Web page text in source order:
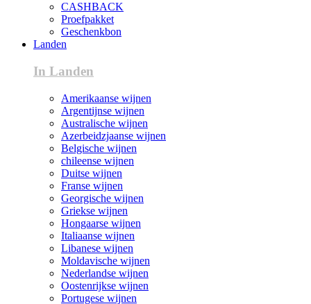
CASHBACK
Proefpakket
Geschenkbon
Landen
In Landen
Amerikaanse wijnen
Argentijnse wijnen
Australische wijnen
Azerbeidzjaanse wijnen
Belgische wijnen
chileense wijnen
Duitse wijnen
Franse wijnen
Georgische wijnen
Griekse wijnen
Hongaarse wijnen
Italiaanse wijnen
Libanese wijnen
Moldavische wijnen
Nederlandse wijnen
Oostenrijkse wijnen
Portugese wijnen